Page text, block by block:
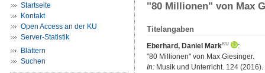
Startseite
Kontakt
Open Access an der KU
Server-Statistik
Blättern
Suchen
"80 Millionen" von Max
Titelangaben
Eberhard, Daniel Mark
:
"80 Millionen" von Max Giesinger.
In: Musik und Unterricht. 124 (2016).